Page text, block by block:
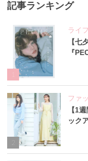
記事ランキング
ライ
【七
『
ファ
【1
ック